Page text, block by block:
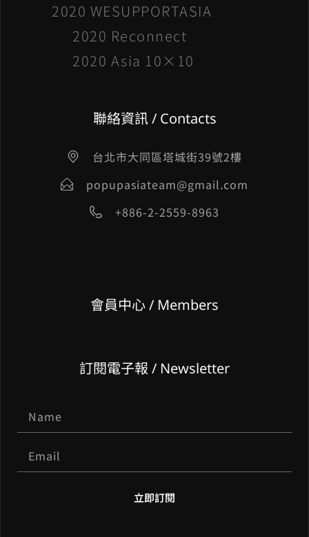
2020 WESUPPORTASIA
2020 Reconnect
2020 Asia 10×10
聯絡資訊 / Contacts
台北市大同區塔城街39號2樓
popupasiateam@gmail.com
+886-2-2559-8963
會員中心 / Members
訂閱電子報 / Newsletter
立即訂閱